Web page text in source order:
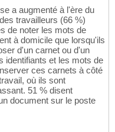
a augmenté à l'ère du
travailleurs (66 %)
de noter les mots de
à domicile que lorsqu'ils
d'un carnet ou d'un
identifiants et les mots de
ces carnets à côté
où ils sont
51 % disent
document sur le poste